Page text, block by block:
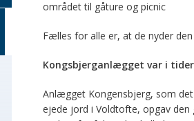
området til gåture og picnic
Fælles for alle er, at de nyder
Kongsbjerganlægget var i
Anlægget Kongensbjerg, som
ejede jord i Voldtofte, opgav den